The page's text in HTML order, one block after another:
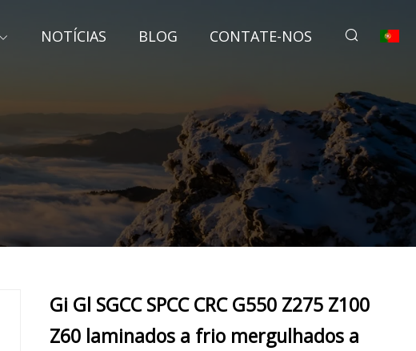
NOTÍCIAS BLOG CONTATE-NOS
Gi Gl SGCC SPCC CRC G550 Z275 Z100
Z60 laminados a frio mergulhados a